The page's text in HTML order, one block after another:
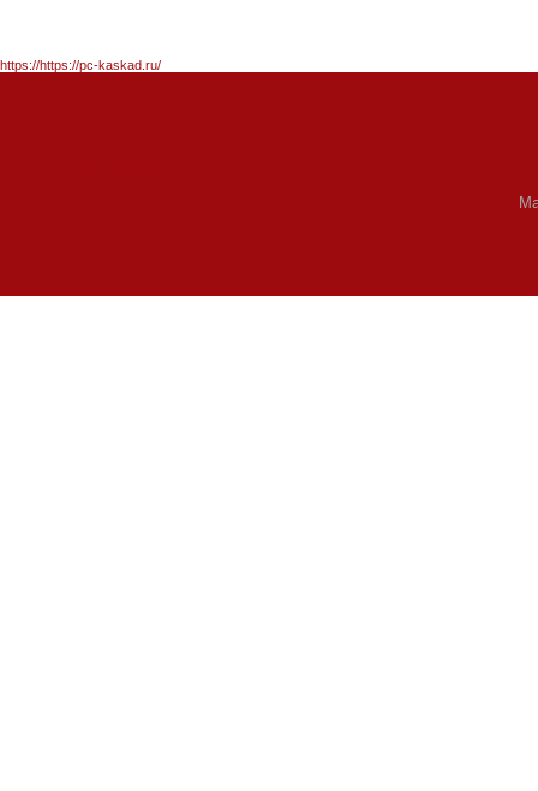
https://https://pc-kaskad.ru/